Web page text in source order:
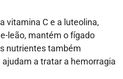
vitamina C e a luteolina,
leão, mantém o fígado
nutrientes também
a tratar a hemorragia